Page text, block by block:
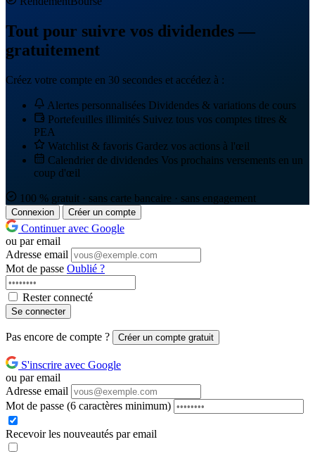
Tout pour suivre vos dividendes —
gratuitement
Créez votre compte en 30 secondes et accédez à :
Alertes personnalisées Dividendes & variations de cours
Portefeuilles illimités Suivez tous vos comptes titres &
PEA
Watchlist & favoris Gardez vos actions à l'œil
Calendrier de dividendes Vos prochains versements en un
coup d'œil
100 % gratuit · sans carte bancaire · sans engagement
Connexion Créer un compte
Continuer avec Google
ou par email
Adresse email
Mot de passe Oublié ?
Rester connecté
Se connecter
Pas encore de compte ? Créer un compte gratuit
S'inscrire avec Google
ou par email
Adresse email
Mot de passe (6 caractères minimum)
Recevoir les nouveautés par email